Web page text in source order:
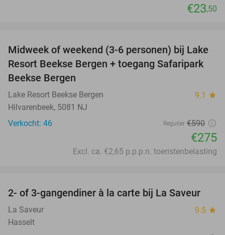
€23,50
53%
Midweek of weekend (3-6 personen) bij Lake
Resort Beekse Bergen + toegang Safaripark
Beekse Bergen
Lake Resort Beekse Bergen 9.1 star
Hilvarenbeek, 5081 NJ
Verkocht: 46
Regulier €590
€275
Excl. ca. €2,65 p.p.p.n. toeristenbelasting
42%
2- of 3-gangendiner à la carte bij La Saveur
La Saveur 9.5 star
Hasselt